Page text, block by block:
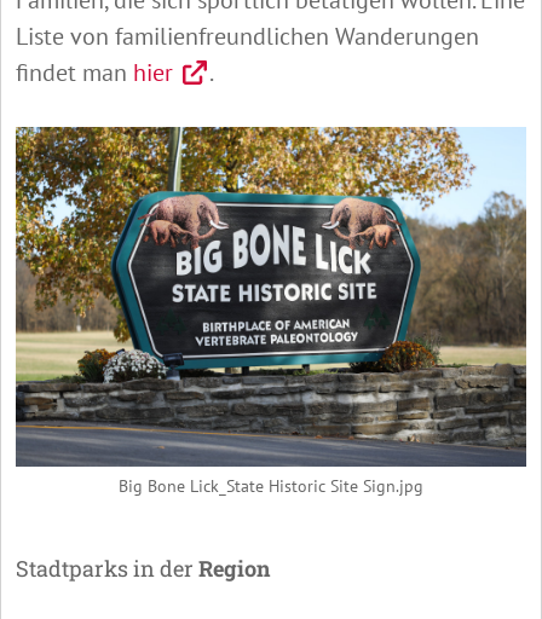
Liste von familienfreundlichen Wanderungen
findet man hier .
Big Bone Lick_State Historic Site Sign.jpg
Stadtparks in der Region